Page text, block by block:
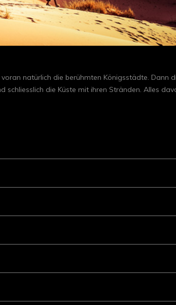
voran natürlich die berühmten Königsstädte. Dann
schliesslich die Küste mit ihren Stränden. Alles